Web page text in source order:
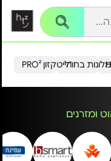
הייטקזון PRO²מלונות בחו"ל
ומזרנים